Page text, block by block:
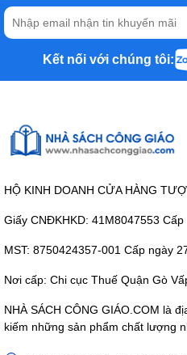
Kết nối với chúng tôi:
HỘ KINH DOANH CỬA HÀNG
Giấy CNĐKHKD: 41M8047553
MST: 8750424357-001 Cấp ngày
Nơi cấp: Chi cục Thuế Quận Gò
NHÀ SÁCH CÔNG GIÁO.COM là
kiếm những sản phẩm chất lượng